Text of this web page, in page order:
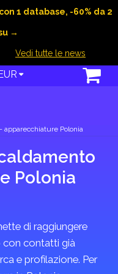
1 database, -60% da 2
→
Vedi tutte le news
apparecchiature Polonia
Polonia
di raggiungere
con contatti già
e profilazione. Per